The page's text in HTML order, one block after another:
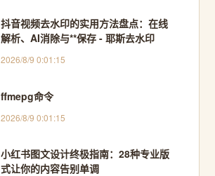
抖音视频去水印的实用方法盘点：在线
解析、AI消除与**保存 - 耶斯去水印
2026/8/9 0:01:15
ffmepg命令
2026/8/9 0:01:15
小红书图文设计终极指南：28种专业版
式让你的内容告别单调